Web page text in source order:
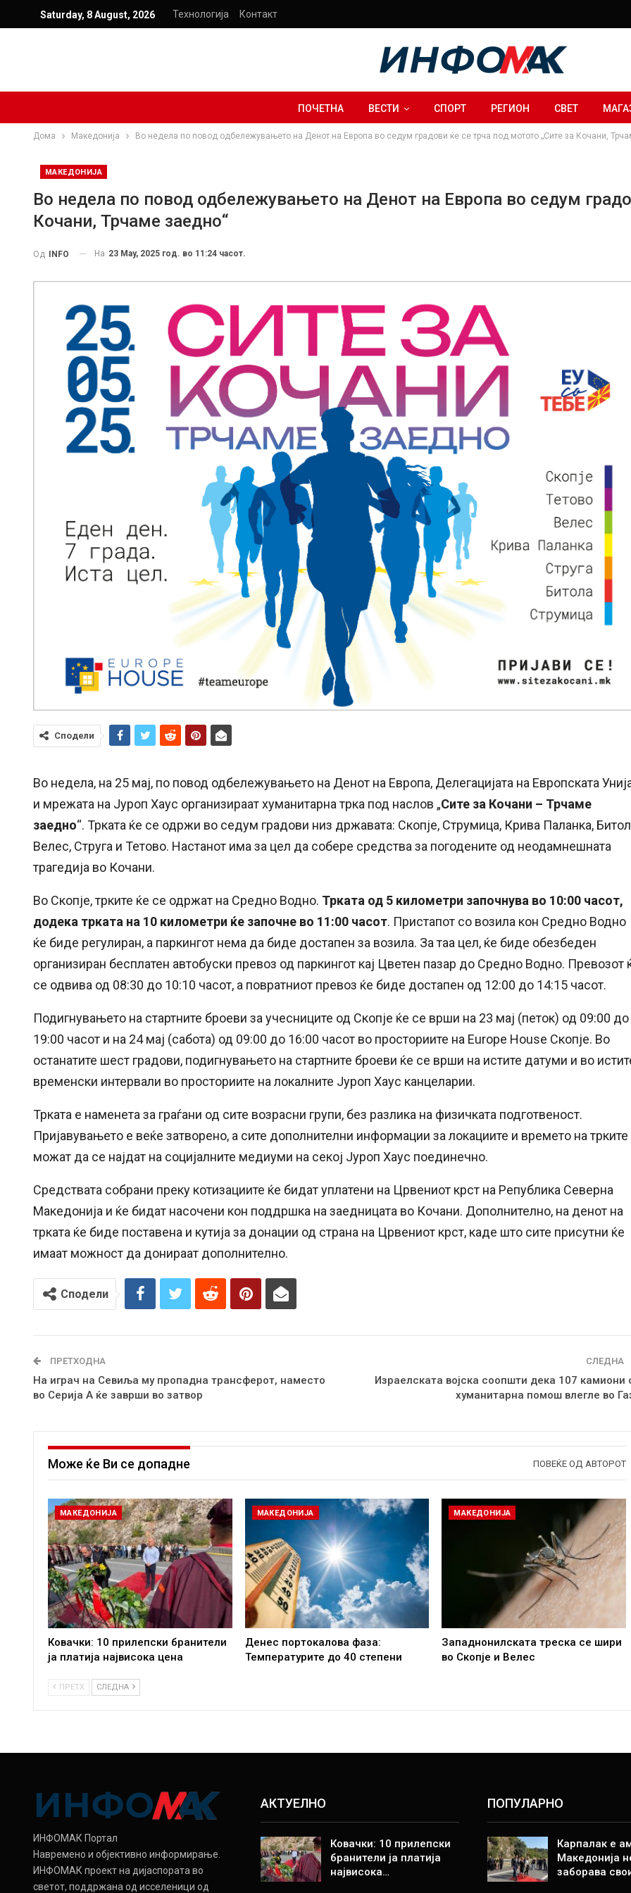
Saturday, 8 August, 2026 Технологија Контакт
ПОЧЕТНА ВЕСТИ СПОРТ РЕГИОН СВЕТ
Дома Македонија Во недела по повод одбележувањето на Денот на Европа во седум градови ќе се трча под мотото „Сите за Кочани,
МАКЕДОНИЈА
Во недела по повод одбележувањето на Денот на Европа во седум
Кочани, Трчаме заедно“
Од INFO На 23 May, 2025 год. во 11:24 часот.
Сподели
Во недела, на 25 мај, по повод одбележувањето на Денот на Европа, Делегацијата на Европската
и мрежата на Јуроп Хаус организираат хуманитарна трка под наслов „Сите за Кочани – Трчаме
заедно“. Трката ќе се одржи во седум градови низ државата: Скопје, Струмица, Крива Паланка,
Велес, Струга и Тетово. Настанот има за цел да собере средства за погодените од неодамнешната
трагедија во Кочани.
Во Скопје, трките ќе се одржат на Средно Водно. Трката од 5 километри започнува во 10:00 часот,
додека трката на 10 километри ќе започне во 11:00 часот. Пристапот со возила кон Средно Водно
ќе биде регулиран, а паркингот нема да биде достапен за возила. За таа цел, ќе биде обезбеден
организиран бесплатен автобуски превоз од паркингот кај Цветен пазар до Средно Водно. Превозот
се одвива од 08:30 до 10:10 часот, а повратниот превоз ќе биде достапен од 12:00 до 14:15 часот.
Подигнувањето на стартните броеви за учесниците од Скопје ќе се врши на 23 мај (петок) од 09:00 до
19:00 часот и на 24 мај (сабота) од 09:00 до 16:00 часот во просториите на Europe House Скопје. Во
останатите шест градови, подигнувањето на стартните броеви ќе се врши на истите датуми и во
временски интервали во просториите на локалните Јуроп Хаус канцеларии.
Трката е наменета за граѓани од сите возрасни групи, без разлика на физичката подготвеност.
Пријавувањето е веќе затворено, а сите дополнителни информации за локациите и времето на трките
можат да се најдат на социјалните медиуми на секој Јуроп Хаус поединечно.
Средствата собрани преку котизациите ќе бидат уплатени на Црвениот крст на Република Северна
Македонија и ќе бидат насочени кон поддршка на заедницата во Кочани. Дополнително, на денот на
трката ќе биде поставена и кутија за донации од страна на Црвениот крст, каде што сите присутни ќе
имаат можност да донираат дополнително.
Сподели
ПРЕТХОДНА
На играч на Севиља му пропадна трансферот, наместо
во Серија А ќе заврши во затвор
СЛЕДНА
Израелската војска соопшти дека 107 камиони
хуманитарна помош влегле во
Може ќе Ви се допадне ПОВЕЌЕ ОД АВТОРОТ
МАКЕДОНИЈА
Ковачки: 10 прилепски бранители
ја платија највисока цена
МАКЕДОНИЈА
Денес портокалова фаза:
Температурите до 40 степени
МАКЕДОНИЈА
Западнонилската треска се шири
во Скопје и Велес
ПРЕТХ СЛЕДНА
ИНФОМАК Портал
Навремено и објективно информирање.
ИНФОМАК проект на дијаспората во
светот, поддржана од исселеници од
АКТУЕЛНО
Ковачки: 10 прилепски
бранители ја платија
највисока…
ПОПУЛАРНО
Карпалак е
Македонија
заборава